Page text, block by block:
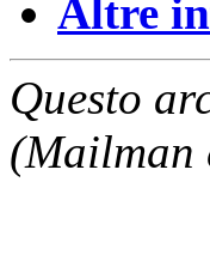
Altre
Questo
(Mailman